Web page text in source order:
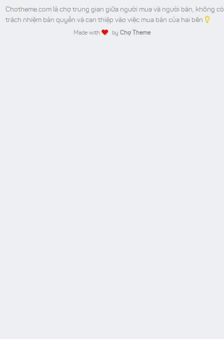
Chotheme.com là chợ trung gian giữa người mua và người bán, không có
trách nhiệm bản quyền và can thiệp vào việc mua bán của hai bên
Made with by Chợ Theme